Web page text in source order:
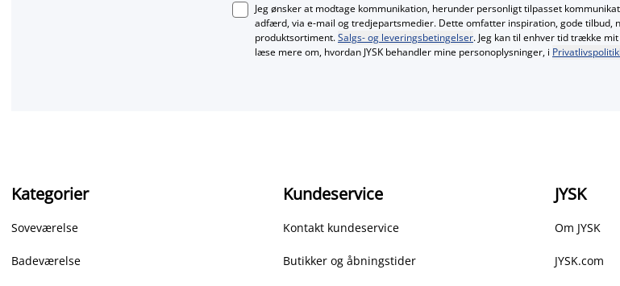
Jeg ønsker at modtage kommunikation, herunder personligt tilpasset
adfærd, via e‑mail og tredjepartsmedier. Dette omfatter inspiration, gode tilbud,
produktsortiment.Salgs- og leveringsbetingelser. Jeg kan til enhver tid trække
læse mere om, hvordan JYSK behandler mine personoplysninger, i
Kategorier
Soveværelse
Badeværelse
Kundeservice
Kontakt kundeservice
Butikker og åbningstider
JYSK
Om JYSK
JYSK.com